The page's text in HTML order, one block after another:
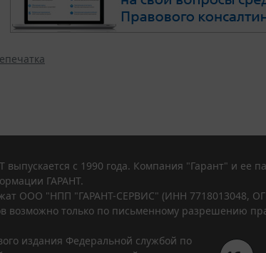
с 1990 года. Компания "Гарант" и ее
ГАРАНТ.
ООО "НПП "ГАРАНТ-СЕРВИС" (ИНН 7718013048,
возможно только по письменному разрешению
издания Федеральной службой по